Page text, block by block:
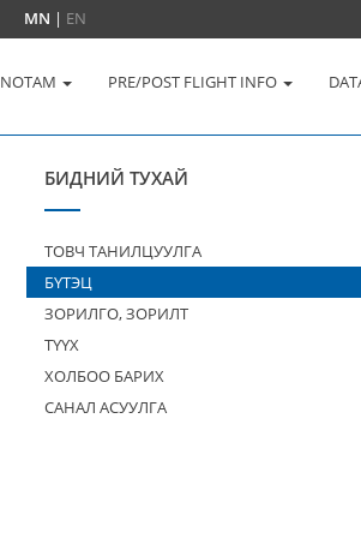
MN | EN
NOTAM PRE/POST FLIGHT INFO
БИДНИЙ ТУХАЙ
ТОВЧ ТАНИЛЦУУЛГА
БҮТЭЦ
ЗОРИЛГО, ЗОРИЛТ
ТҮҮХ
ХОЛБОО БАРИХ
САНАЛ АСУУЛГА